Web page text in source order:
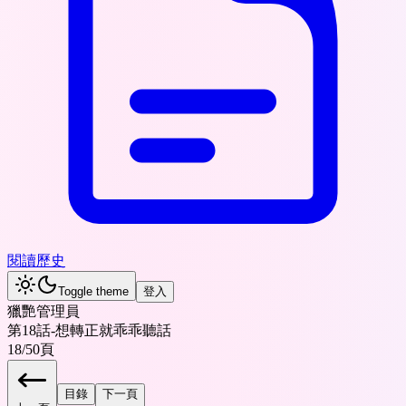
閱讀歷史
Toggle theme 登入
獵艷管理員
第18話-想轉正就乖乖聽話
18/50頁
目錄 下一頁